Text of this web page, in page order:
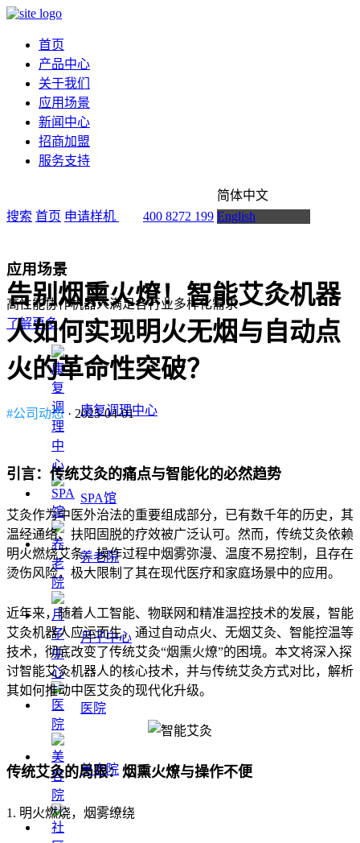
首页
产品中心
关于我们
应用场景
新闻中心
招商加盟
服务支持
搜索 首页 申请样机 400 8272 199
简体中文
English
应用场景
高性能协作机器人满足各行业多样化需求
了解更多
康复调理中心
SPA馆
养老院
月子中心
医院
美容院
告别烟熏火燎！智能艾灸机器
人如何实现明火无烟与自动点
火的革命性突破？
#公司动态 · 2025-04-01
引言：传统艾灸的痛点与智能化的必然趋势
艾灸作为中医外治法的重要组成部分，已有数千年的历史，其
温经通络、扶阳固脱的疗效被广泛认可。然而，传统艾灸依赖
明火燃烧艾条，操作过程中烟雾弥漫、温度不易控制，且存在
烫伤风险，极大限制了其在现代医疗和家庭场景中的应用。
近年来，随着人工智能、物联网和精准温控技术的发展，智能
艾灸机器人应运而生，通过自动点火、无烟艾灸、智能控温等
技术，彻底改变了传统艾灸“烟熏火燎”的困境。本文将深入探
讨智能艾灸机器人的核心技术，并与传统艾灸方式对比，解析
其如何推动中医艾灸的现代化升级。
传统艾灸的局限：烟熏火燎与操作不便
1. 明火燃烧，烟雾缭绕